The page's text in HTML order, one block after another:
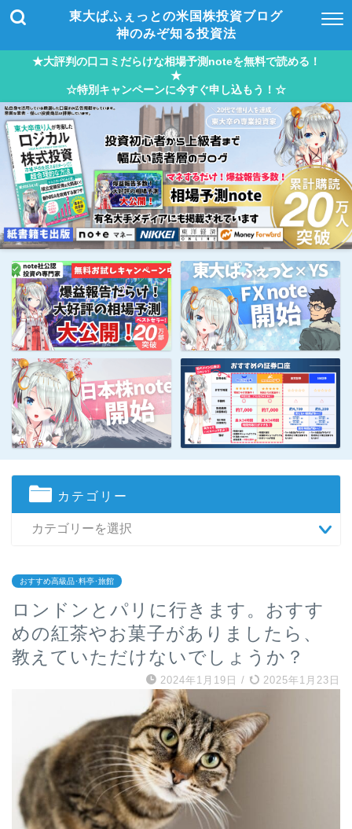
東大ぱふぇっとの米国株投資ブログ
神のみぞ知る投資法
★大評判の口コミだらけな相場予測noteを無料で読める！
★
☆特別キャンペーンに今すぐ申し込もう！☆
カテゴリー
おすすめ高級品･料亭･旅館
ロンドンとパリに行きます。おすす
めの紅茶やお菓子がありましたら、
教えていただけないでしょうか？
2024年1月19日 / 2025年1月23日